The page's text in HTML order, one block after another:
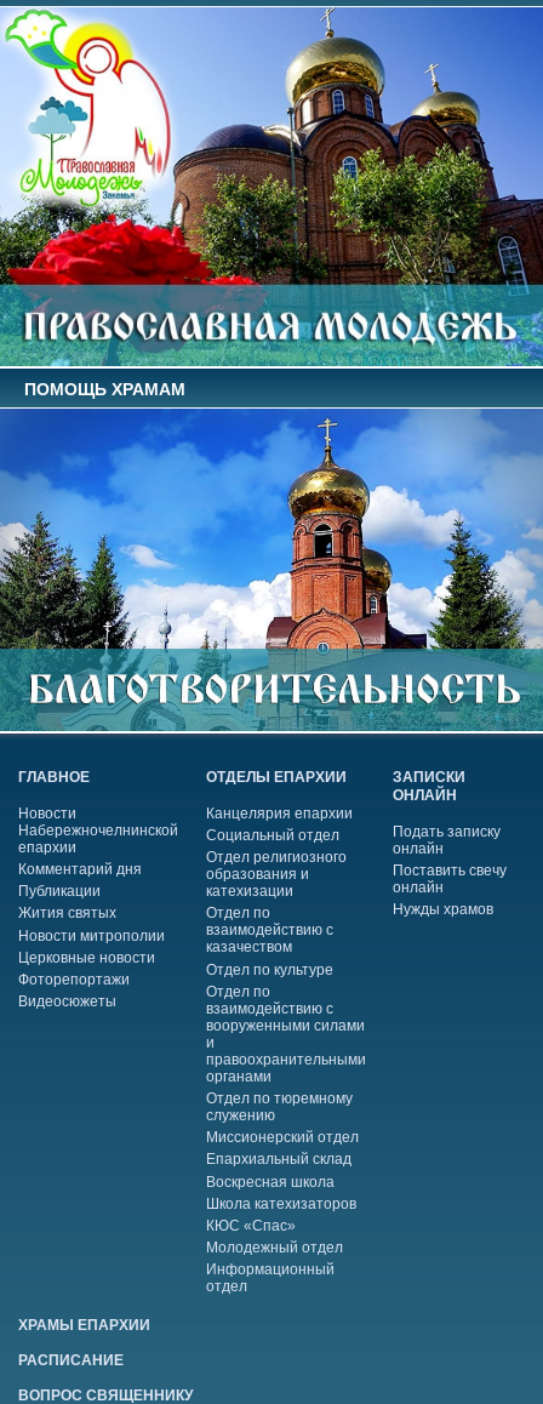
ПОМОЩЬ ХРАМАМ
ГЛАВНОЕ
Новости
Набережночелнинской
епархии
Комментарий дня
Публикации
Жития святых
Новости митрополии
Церковные новости
Фоторепортажи
Видеосюжеты
ОТДЕЛЫ ЕПАРХИИ
Канцелярия епархии
Социальный отдел
Отдел религиозного
образования и
катехизации
Отдел по
взаимодействию с
казачеством
Отдел по культуре
Отдел по
взаимодействию с
вооруженными силами
и
правоохранительными
органами
Отдел по тюремному
служению
Миссионерский отдел
Епархиальный склад
Воскресная школа
Школа катехизаторов
КЮС «Спас»
Молодежный отдел
Информационный
отдел
ЗАПИСКИ
ОНЛАЙН
Подать записку
онлайн
Поставить свечу
онлайн
Нужды храмов
ХРАМЫ ЕПАРХИИ
РАСПИСАНИЕ
ВОПРОС СВЯЩЕННИКУ